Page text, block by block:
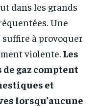
dans les grands
Une
à provoquer
violente. Les
gaz comptent
et
lorsqu’aucune